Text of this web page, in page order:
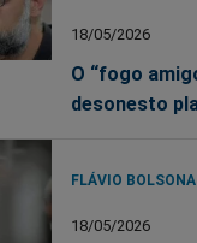
18/05/2026
O “fogo
desonesto
FLÁVIO
18/05/2026